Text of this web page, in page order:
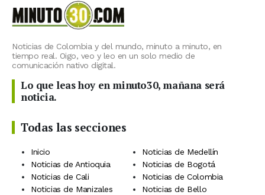
Noticias de Colombia y del mundo, minuto a minuto, en
tiempo real. Oigo, veo y leo en un solo medio de
comunicación nativo digital.
Lo que leas hoy en minuto30, mañana será
noticia.
Todas las secciones
Inicio
Noticias de Medellín
Noticias de Antioquia
Noticias de Bogotá
Noticias de Cali
Noticias de Colombia
Noticias de Manizales
Noticias de Bello